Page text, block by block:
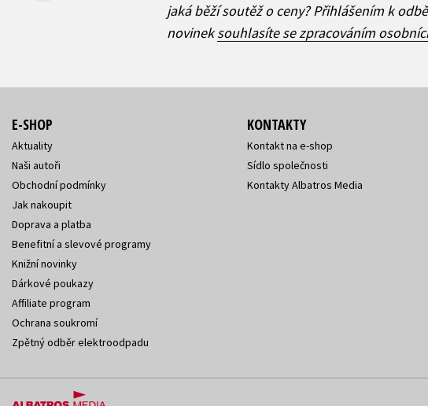
jaká běží soutěž o ceny? Přihlášením k
novineksouhlasíte se zpracováním
E-SHOP
Aktuality
Naši autoři
Obchodní podmínky
Jak nakoupit
Doprava a platba
Benefitní a slevové programy
Knižní novinky
Dárkové poukazy
Affiliate program
Ochrana soukromí
Zpětný odběr elektroodpadu
KONTAKTY
Kontakt na e-shop
Sídlo společnosti
Kontakty Albatros Media